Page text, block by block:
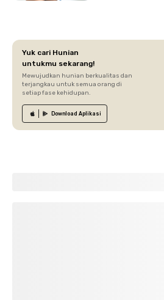
Yuk cari Hunian
untukmu sekarang!
Mewujudkan hunian berkualitas dan
terjangkau untuk semua orang di
setiap fase kehidupan.
Download Aplikasi